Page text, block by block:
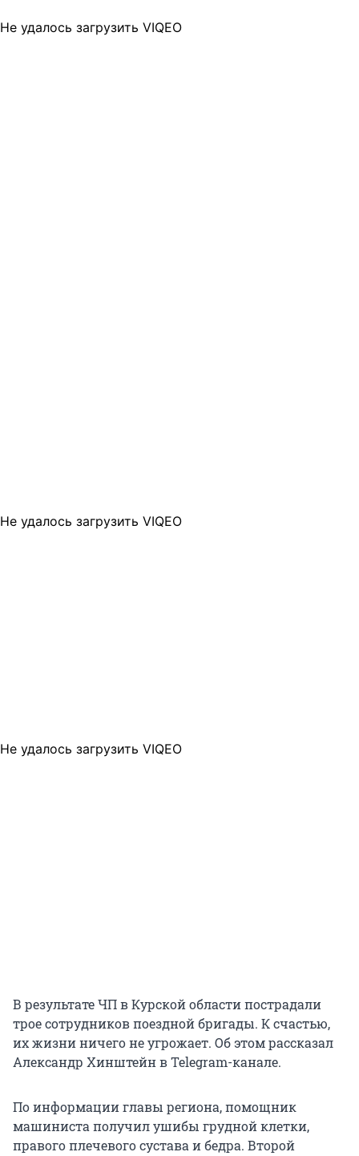
Не удалось загрузить VIQEO
Не удалось загрузить VIQEO
Не удалось загрузить VIQEO
В результате ЧП в Курской области пострадали
трое сотрудников поездной бригады. К счастью,
их жизни ничего не угрожает. Об этом рассказал
Александр Хинштейн в Telegram-канале.
По информации главы региона, помощник
машиниста получил ушибы грудной клетки,
правого плечевого сустава и бедра. Второй